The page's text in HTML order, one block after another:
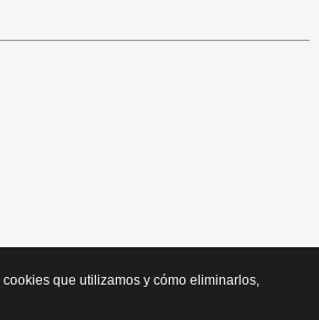
que utilizamos y cómo eliminarlos,